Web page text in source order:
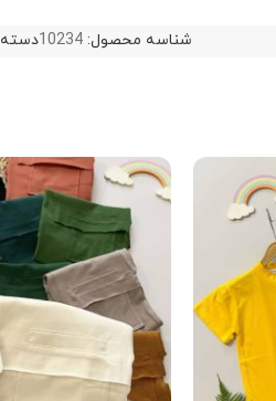
شناسه محصول:10234